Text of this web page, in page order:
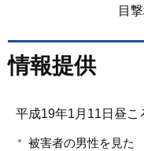
目
情報提供
平成19年1月11日昼
被害者の男性を見た